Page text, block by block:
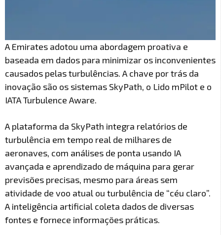
A Emirates adotou uma abordagem proativa e
baseada em dados para minimizar os inconvenientes
causados pelas turbulências. A chave por trás da
inovação são os sistemas SkyPath, o Lido mPilot e o
IATA Turbulence Aware.
A plataforma da SkyPath integra relatórios de
turbulência em tempo real de milhares de
aeronaves, com análises de ponta usando IA
avançada e aprendizado de máquina para gerar
previsões precisas, mesmo para áreas sem
atividade de voo atual ou turbulência de “céu claro”.
A inteligência artificial coleta dados de diversas
fontes e fornece informações práticas.